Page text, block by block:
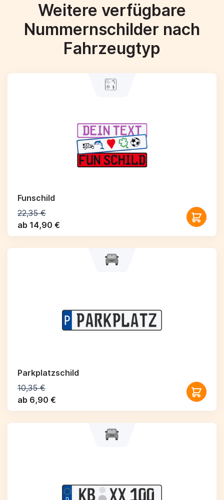
Weitere verfügbare
Nummernschilder nach
Fahrzeugtyp
Funschild
22,35 €
ab 14,90 €
Parkplatzschild
10,35 €
ab 6,90 €